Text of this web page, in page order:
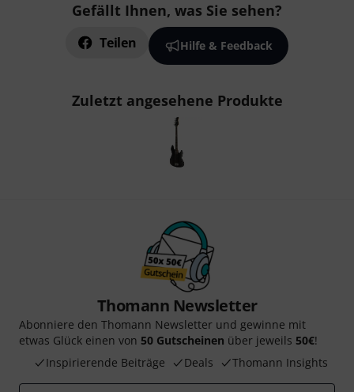
Gefällt Ihnen, was Sie sehen?
Teilen Hilfe & Feedback
Zuletzt angesehene Produkte
Thomann Newsletter
Abonniere den Thomann Newsletter und gewinne mit
etwas Glück einen von 50 Gutscheinen über jeweils 50€!
Inspirierende Beiträge
Deals Thomann Insights